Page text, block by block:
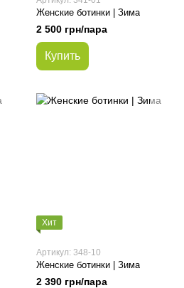
Женские ботинки | Зима
2 500 грн/пара
Купить
Хит
Артикул: 348-10
Женские ботинки | Зима
2 390 грн/пара